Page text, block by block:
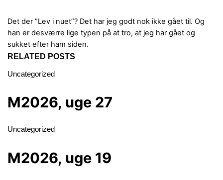
Det der ”Lev i nuet”? Det har jeg godt nok ikke gået til. Og
han er desværre lige typen på at tro, at jeg har gået og
sukket efter ham siden.
RELATED POSTS
Uncategorized
M2026, uge 27
Uncategorized
M2026, uge 19